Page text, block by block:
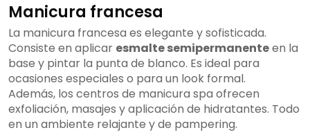
Manicura francesa
La manicura francesa es elegante y sofisticada.
Consiste en aplicar esmalte semipermanenteen la
base y pintar la punta de blanco. Es ideal para
ocasiones especiales o para un look formal.
Además, los centros de manicura spa ofrecen
exfoliación, masajes y aplicación de hidratantes. Todo
en un ambiente relajante y de pampering.